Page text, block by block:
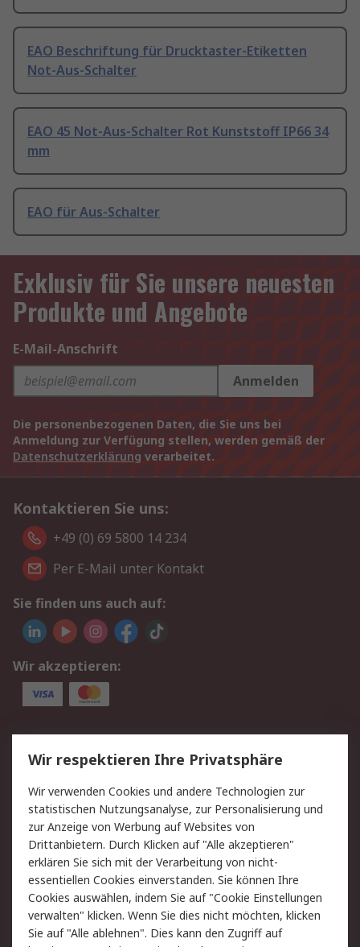
EAO Beschriftung für Drucktaster-Etiketten
Not-Aus-Schalter
EAO 45 Not-Aus-Schalter Rot Kunststoff IP66 34
mm
EAO für Aus-Schalter
Exklusiv für Sie unsere neuesten
Produkte und Angebote
E-Mail-Anschrift
Anmelden
Die personenbezogenen Daten, die Sie uns bei
Anmeldung zur Verfügung stellen, werden gemäß der
Datenschutzerklärung verarbeitet.
Kontaktieren Sie uns:
+49 (0) 69 5800 14 234
Per E-Mail unter Kontakt
Sie finden uns auch auf:
Wir akzeptieren:
Service
Value Added Services
Lieferlösungen
Rücksendungen
Kontakt
Hilfe
Privatkunden
Rechtliches
AGB
Datenschutz
Cookie-Richtlinie
Zahlungsbedingungen
Copyright/Impressum
Entsorgung
Wir respektieren Ihre Privatsphäre
Wir verwenden Cookies und andere Technologien zur
statistischen Nutzungsanalyse, zur Personalisierung und
zur Anzeige von Werbung auf Websites von
Drittanbietern. Durch Klicken auf "Alle akzeptieren"
erklären Sie sich mit der Verarbeitung von nicht-
essentiellen Cookies einverstanden. Sie können Ihre
Cookies auswählen, indem Sie auf "Cookie Einstellungen
verwalten" klicken. Wenn Sie dies nicht möchten, klicken
Sie auf "Alle ablehnen". Dies kann den Zugriff auf